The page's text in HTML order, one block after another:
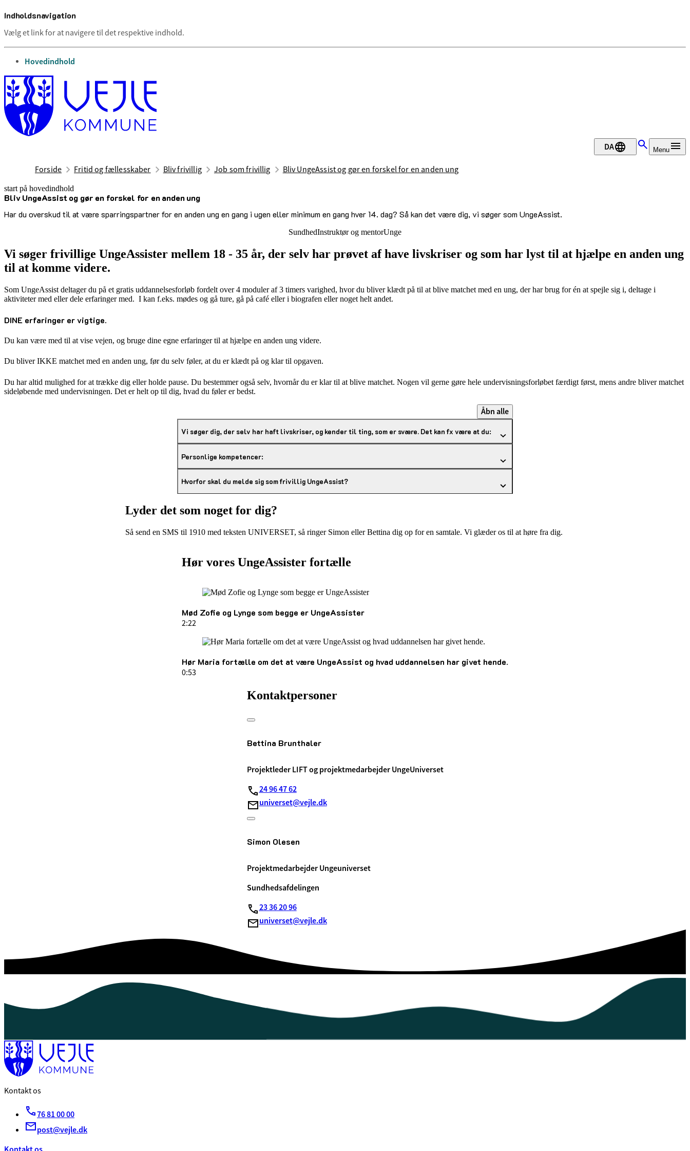
Indholdsnavigation
Vælg et link for at navigere til det respektive indhold.
gå til
Hovedindhold
DA Menu
Forside Fritid og fællesskaber Bliv frivillig Job som frivillig Bliv Unge­Assist og gør en for­skel for en an­den ung
start på hovedindhold
Bliv Unge­Assist og gør en for­skel for en an­den ung
Har du overskud til at være sparringspartner for en anden ung en gang i ugen eller minimum en gang hver 14. dag? Så kan det være dig, vi søger som UngeAssist.
senest opdateret 18. juni 2026
SundhedInstruktør og mentorUnge
Vi søger frivillige UngeAssister mellem 18 - 35 år, der selv har prøvet af have livskriser og som har lyst til at hjælpe en anden ung
til at komme videre.
Som UngeAssist deltager du på et gratis uddannelsesforløb fordelt over 4 moduler af 3 timers varighed, hvor du bliver klædt på til at blive matchet med en ung, der har brug for én at spejle sig i, deltage i
aktiviteter med eller dele erfaringer med. I kan f.eks. mødes og gå ture, gå på café eller i biografen eller noget helt andet.
DINE erfaringer er vigtige.
Du kan være med til at vise vejen, og bruge dine egne erfaringer til at hjælpe en anden ung videre.
Du bliver IKKE matchet med en anden ung, før du selv føler, at du er klædt på og klar til opgaven.
Du har altid mulighed for at trække dig eller holde pause. Du bestemmer også selv, hvornår du er klar til at blive matchet. Nogen vil gerne gøre hele undervisningsforløbet færdigt først, mens andre bliver matchet
sideløbende med undervisningen. Det er helt op til dig, hvad du føler er bedst.
Åbn alle
Vi søger dig, der selv har haft livskriser, og kender til ting, som er svære. Det kan fx være at du:
Personlige kompetencer:
Hvorfor skal du melde sig som frivillig UngeAssist?
Lyder det som noget for dig?
Så send en SMS til 1910 med teksten UNIVERSET, så ringer Simon eller Bettina dig op for en samtale. Vi glæder os til at høre fra dig.
Hør vores UngeAssister fortælle
Mød Zofie og Lynge som begge er UngeAssister
2:22
Hør Maria fortælle om det at være UngeAssist og hvad uddannelsen har givet hende.
0:53
Kontaktpersoner
Bettina Brunthaler
Projektleder LIFT og projektmedarbejder UngeUniverset
24 96 47 62
universet@vejle.dk
Simon Olesen
Projektmedarbejder Ungeuniverset
Sundhedsafdelingen
23 36 20 96
universet@vejle.dk
Kontakt os
76 81 00 00
post@vejle.dk